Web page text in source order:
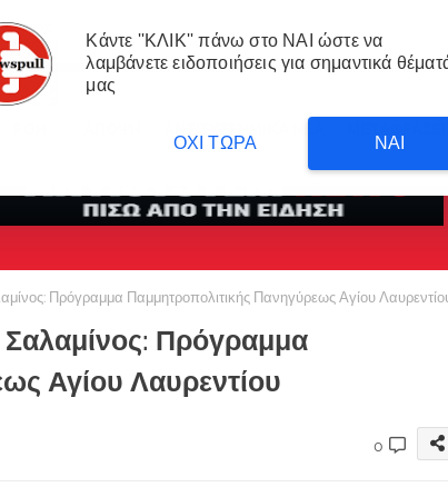
Πρόγραμμα Παμμητροπολιτικής Πανηγύρεως Αγίου
Πρόγραμμα
Αγίου Λαυρεντίου
0
Κάντε ''ΚΛΙΚ'' πάνω στο ΝΑΙ ώστε να
λαμβάνετε ειδοποιήσεις για σημαντικά
μας
ΝΑΙ
ΟΧΙ ΤΩΡΑ